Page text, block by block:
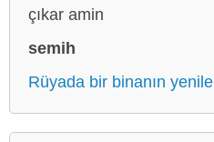
çıkar amin
semih
Rüyada bir binanın